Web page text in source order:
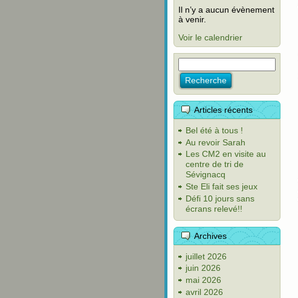
Il n’y a aucun évènement
à venir.
Voir le calendrier
Articles récents
Bel été à tous !
Au revoir Sarah
Les CM2 en visite au
centre de tri de
Sévignacq
Ste Eli fait ses jeux
Défi 10 jours sans
écrans relevé!!
Archives
juillet 2026
juin 2026
mai 2026
avril 2026